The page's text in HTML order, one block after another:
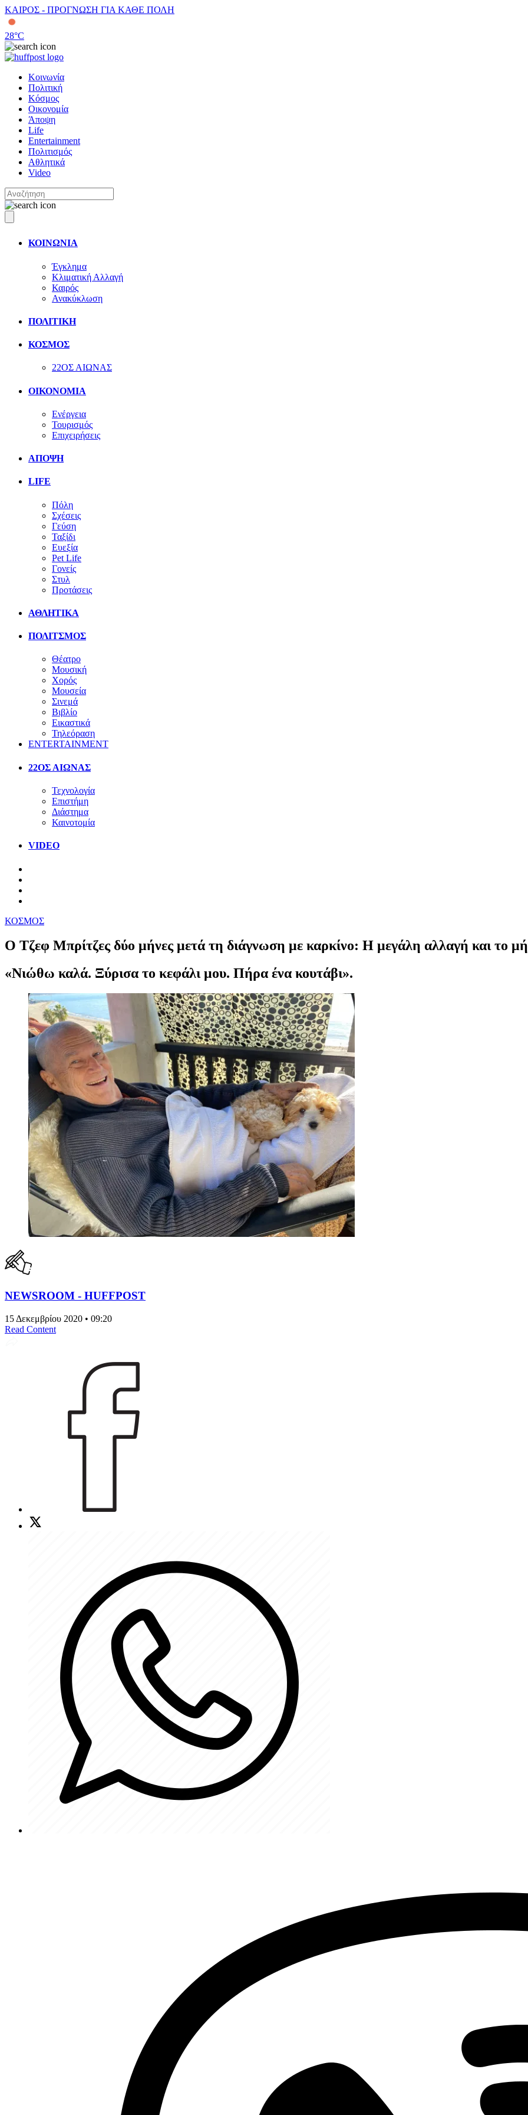
ΚΑΙΡΟΣ - ΠΡΟΓΝΩΣΗ ΓΙΑ ΚΑΘΕ ΠΟΛΗ
28°C
Κοινωνία
Πολιτική
Κόσμος
Οικονομία
Άποψη
Life
Entertainment
Πολιτισμός
Αθλητικά
Video
ΚΟΙΝΩΝΙΑ
Έγκλημα
Κλιματική Αλλαγή
Καιρός
Ανακύκλωση
ΠΟΛΙΤΙΚΗ
ΚΟΣΜΟΣ
22ΟΣ ΑΙΩΝΑΣ
ΟΙΚΟΝΟΜΙΑ
Ενέργεια
Τουρισμός
Επιχειρήσεις
ΑΠΟΨΗ
LIFE
Πόλη
Σχέσεις
Γεύση
Ταξίδι
Ευεξία
Pet Life
Γονείς
Στυλ
Προτάσεις
ΑΘΛΗΤΙΚΑ
ΠΟΛΙΤΣΜΟΣ
Θέατρο
Μουσική
Χορός
Μουσεία
Σινεμά
Βιβλίο
Εικαστικά
Τηλεόραση
ENTERTAINMENT
22ΟΣ ΑΙΩΝΑΣ
Τεχνολογία
Επιστήμη
Διάστημα
Καινοτομία
VIDEO
ΚΟΣΜΟΣ
Ο Τζεφ Μπρίτζες δύο μήνες μετά τη διάγνωση με καρκίνο: Η μεγάλη αλλαγή και το
«Νιώθω καλά. Ξύρισα το κεφάλι μου. Πήρα ένα κουτάβι».
NEWSROOM - HUFFPOST
15 Δεκεμβρίου 2020 • 09:20
Read Content